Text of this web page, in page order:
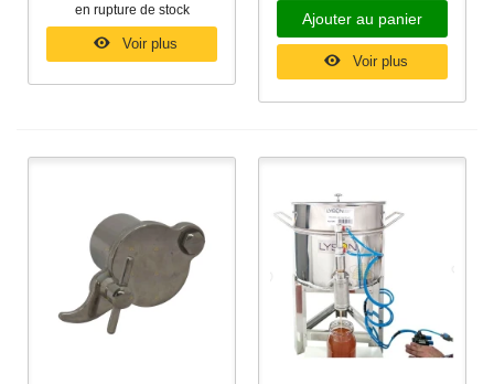
en rupture de stock
Voir plus
Ajouter au panier
Voir plus